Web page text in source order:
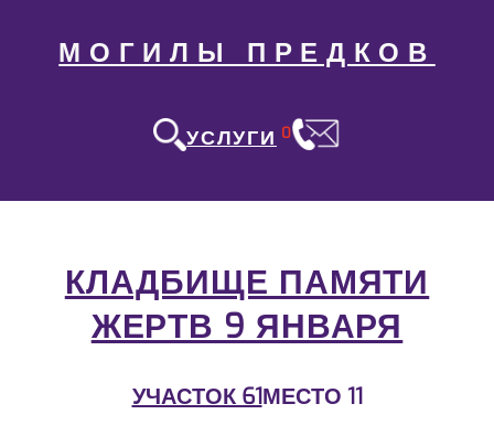
МОГИЛЫ ПРЕДКОВ
УСЛУГИ 0
КЛАДБИЩЕ ПАМЯТИ
ЖЕРТВ 9 ЯНВАРЯ
УЧАСТОК 61МЕСТО 11